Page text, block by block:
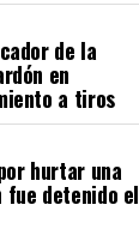
de la
en
a tiros
hurtar una
fue detenido el